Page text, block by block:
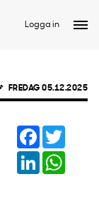
Logga in
FREDAG 05.12.2025
Facebook
LinkedIn